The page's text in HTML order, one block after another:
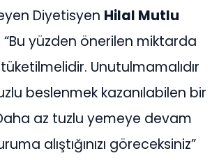
Diyetisyen Hilal Mutlu
“Bu yüzden önerilen miktarda
Unutulmamalıdır
beslenmek kazanılabilen bir
Daha az tuzlu yemeye devam
alıştığınızı göreceksiniz”